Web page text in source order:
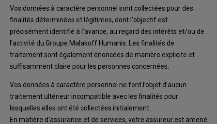
Vos données à caractère personnel sont collectées pour des
finalités déterminées et légitimes, dont l’objectif est
précisément identifié à l’avance, au regard des intérêts et/ou de
l’activité du Groupe Malakoff Humanis . Les finalités de
traitement sont éga lement énoncées de manière explicite et
suffisamment claire pour les personnes concernées
Vos données à caractère personnel ne font l’objet d’aucun
traitement ultérieurincompatible avec es finalités pour
lesquelles elles ont été collectées initialement
En matière d’assurance et de services, votre assureur est amené